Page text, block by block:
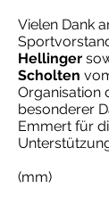
Vielen Dank
Hellinger
Scholten
Organisation
besonderer
Emmert für
(mm)